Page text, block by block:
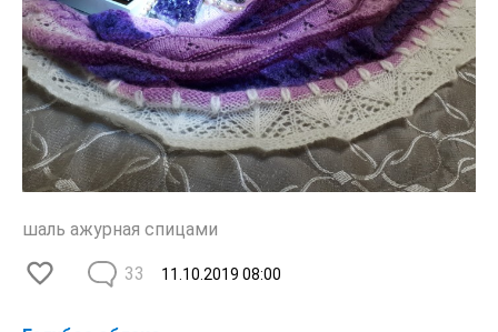
шаль ажурная спицами
11.10.2019 08:00
33